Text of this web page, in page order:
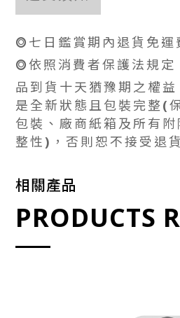
⭗七日鑑賞期內退貨免運
⭗依照消費者保護法規定
品到貨十天猶豫期之權
是全新狀態且包裝完整(
包裝、廠商紙箱及所有
整性)，否則恕不接受退貨
相關產品
PRODUCTS